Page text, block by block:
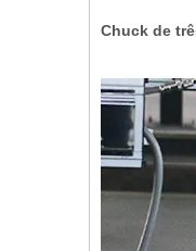
Chuck de